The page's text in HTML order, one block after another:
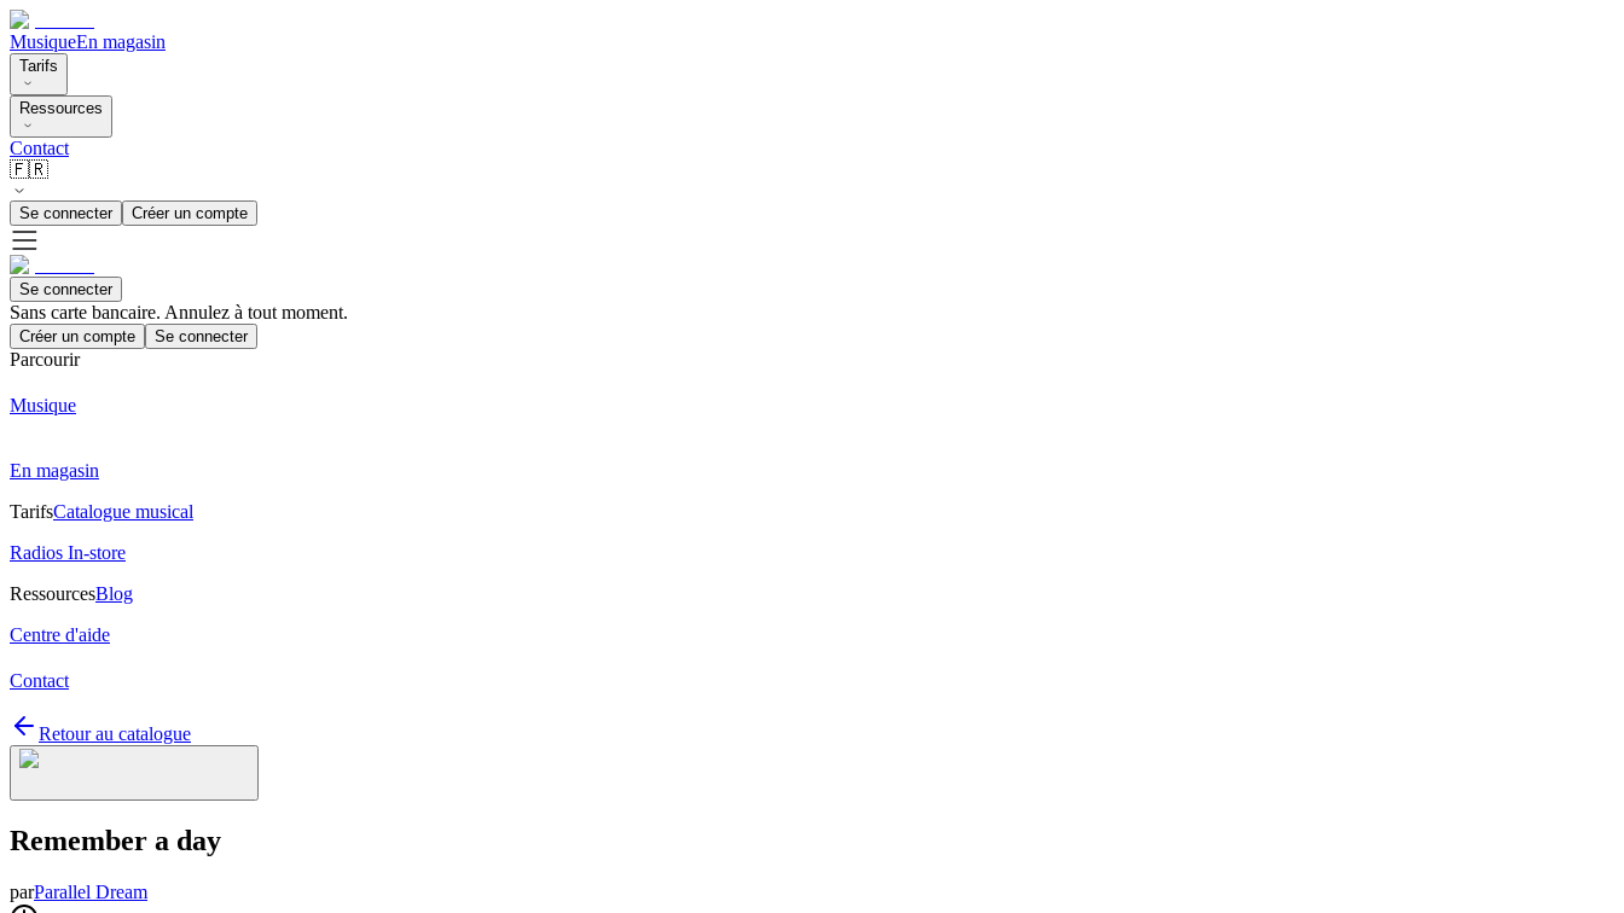
MusiqueEn magasin
Tarifs
Ressources
Contact
🇫🇷
Se connecter Créer un compte
Se connecter
Sans carte bancaire. Annulez à tout moment.
Créer un compte Se connecter
Parcourir
Musique
En magasin
TarifsCatalogue musical
Radios In-store
RessourcesBlog
Centre d'aide
Contact
Retour au catalogue
Remember a day
parParallel Dream